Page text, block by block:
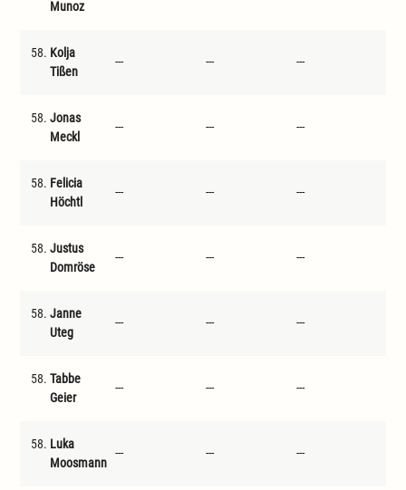
Munoz
58. Kolja
Tißen
--- --- ---
58. Jonas
Meckl
--- --- ---
58. Felicia
Höchtl
--- --- ---
58. Justus
Domröse
--- --- ---
58. Janne
Uteg
--- --- ---
58. Tabbe
Geier
--- --- ---
58. Luka
Moosmann
--- --- ---